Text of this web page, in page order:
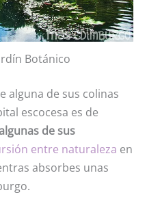
Botánico
alguna de sus colinas
escocesa es de
de sus
entre naturaleza en
absorbes unas